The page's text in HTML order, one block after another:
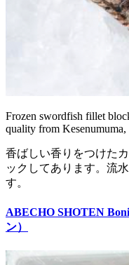
Frozen swordfish fillet
quality from
香ばしい香りをつけた
ックしてあります。流
す。
ABECHO SHOTEN
ン）